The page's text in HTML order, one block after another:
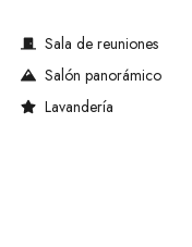
Sala de reuniones
Salón panorámico
Lavandería